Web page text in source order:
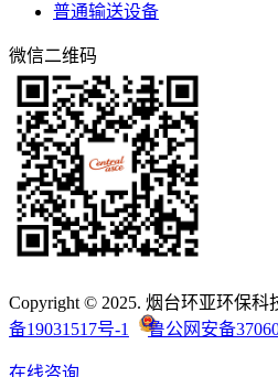
普通输送设备
微信二维码
Copyright © 2025. 烟台环亚环保科
备19031517号-1
鲁公网安备
在线咨询